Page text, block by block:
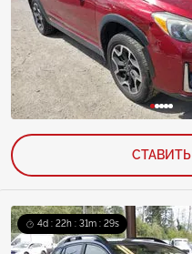
СТАВИТЬ
4d : 22h : 31m : 27s